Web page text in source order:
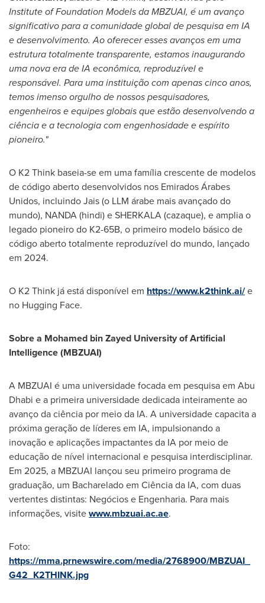
Institute of Foundation Models da MBZUAI, é um avanço
significativo para a comunidade global depesquisa em IA
e desenvolvimento. Ao oferecer esses avanços em uma
estrutura totalmente transparente, estamos inaugurando
uma nova era de IA econômica, reproduzível e
responsável. Para uma instituição com apenas cinco anos,
temos imenso orgulho de nossospesquisadores,
engenheiros e equipes globais que estão desenvolvendo a
ciênciae a tecnologia com engenhosidade e espírito
pioneiro."
O K2 Think baseia-se em uma família crescente de modelos
de código aberto desenvolvidos nos Emirados Árabes
Unidos, incluindo Jais (o LLM árabe mais avançado do
mundo), NANDA (hindi) e SHERKALA (cazaque), e amplia o
legado pioneiro do K2-65B, o primeiro modelo básico de
código aberto totalmente reproduzível do mundo, lançado
em 2024.
O K2 Think já está disponível em https://www.k2think.ai/e
no Hugging Face.
Sobre a Mohamed bin Zayed University of Artificial
Intelligence (MBZUAI)
A MBZUAI é uma universidade focada em pesquisa em Abu
Dhabi e a primeira universidade dedicada inteiramente ao
avanço da ciência por meio da IA. A universidade capacita a
próxima geração de líderes em IA, impulsionando a
inovação e aplicações impactantes da IA por meio de
educação de nível internacional e pesquisa interdisciplinar.
Em 2025, a MBZUAI lançou seu primeiro programa de
graduação, um Bacharelado em Ciência da IA, com duas
vertentes distintas: Negócios e Engenharia. Para mais
informações, visitewww.mbzuai.ac.ae.
Foto:
https://mma.prnewswire.com/media/2768900/MBZUAI_
G42_K2THINK.jpg